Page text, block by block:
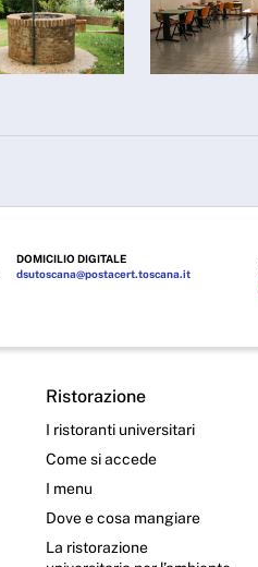
DOMICILIO DIGITALE
dsutoscana@postacert.toscana.it
Ristorazione
I ristoranti universitari
Come si accede
I menu
Dove e cosa mangiare
La ristorazione